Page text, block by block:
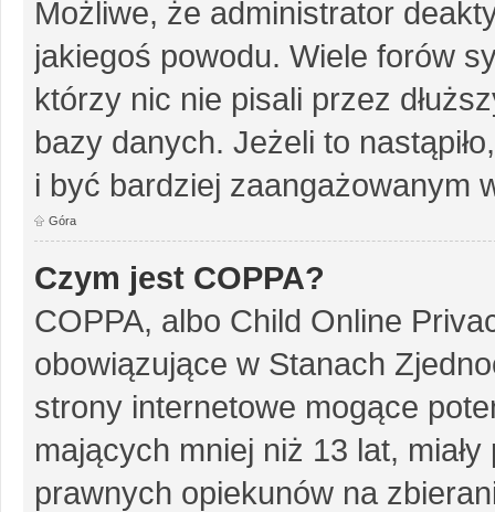
Możliwe, że administrator
jakiegoś powodu. Wiele forów
którzy nic nie pisali przez
bazy danych. Jeżeli to
i być bardziej zaangażowanym
Góra
Czym jest COPPA?
COPPA, albo Child Online
obowiązujące w Stanach
strony internetowe mogące
mających mniej niż 13 lat,
prawnych opiekunów na